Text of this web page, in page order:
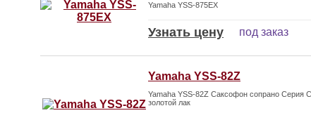
Yamaha YSS-875EX
Узнать цену под заказ
Yamaha YSS-82Z
Yamaha YSS-82Z Саксофон сопрано Серия
золотой лак